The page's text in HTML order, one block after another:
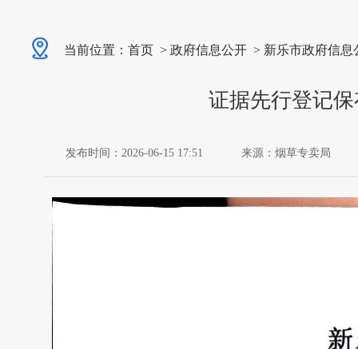
当前位置： 首页 > 政府信息公开 > 新乐市政府信息
证据先行登记
发布时间：2026-06-15 17:51 来源：烟草专卖局